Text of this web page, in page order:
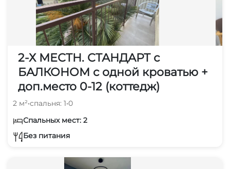
2-Х МЕСТН. СТАНДАРТ с
БАЛКОНОМ с одной кроватью +
доп.место 0-12 (коттедж)
2 м²•спальня: 1•0
Спальных мест: 2
Без питания